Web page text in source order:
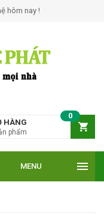
hôm nay !
HÀNG
0
phẩm
MENU